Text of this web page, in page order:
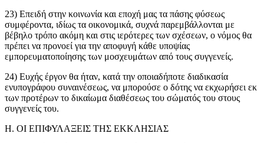
23) Επειδή στην κοινωνία και εποχή μας τα πάσης φύσεως
συμφέροντα, ιδίως τα οικονομικά, συχνά παρεμβάλλονται με
βέβηλο τρόπο ακόμη και στις ιερότερες των σχέσεων, ο νόμος θα
πρέπει να προνοεί για την αποφυγή κάθε υποψίας
εμπορευματοποίησης των μοσχευμάτων από τους συγγενείς.
24) Ευχής έργον θα ήταν, κατά την οποιαδήποτε διαδικασία
ενυπογράφου συναινέσεως, να μπορούσε ο δότης να εκχωρήσει εκ
των προτέρων το δικαίωμα διαθέσεως του σώματός του στους
συγγενείς του.
Η. ΟΙ ΕΠΙΦΥΛΑΞΕΙΣ ΤΗΣ ΕΚΚΛΗΣΙΑΣ